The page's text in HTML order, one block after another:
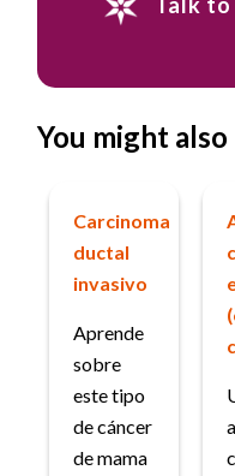
You might
Carcinoma
ductal
invasivo
Aprende
sobre
este tipo
de cáncer
de mama